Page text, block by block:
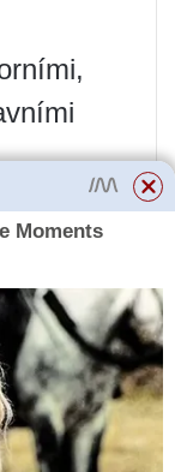
ve
se
kořeni
měl být